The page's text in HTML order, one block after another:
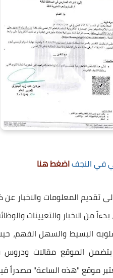
في النجفاضغط هنا
المعلومات والاخبار عن
من الاخبار والتعيينات
بأسلوبه البسيط والسهل
الموقع مقالات
موقع "هذه الساعة" مصدراً